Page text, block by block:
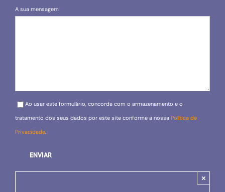
A sua mensagem
Please leave this field empty.
Ao usar este formulário, concorda com o armazenamento e o
tratamento dos seus dados por este site conforme a nossa Política de
Privacidade.
×